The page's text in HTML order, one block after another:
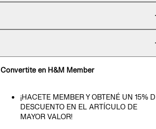
Convertite en H&M Member
¡HACETE MEMBER Y OBTENÉ UN 15%
DESCUENTO EN EL ARTÍCULO DE
MAYOR VALOR!